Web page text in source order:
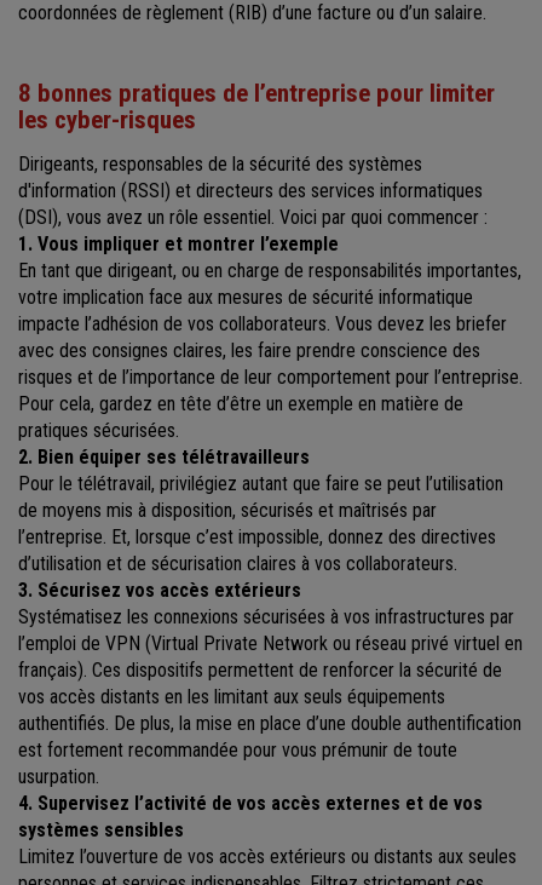
coordonnées de règlement (RIB) d’une facture ou d’un salaire.
8 bonnes pratiques de l’entreprise pour limiter
les cyber-risques
Dirigeants, responsables de la sécurité des systèmes
d'information (RSSI) et directeurs des services informatiques
(DSI), vous avez un rôle essentiel. Voici par quoi commencer :
1. Vous impliquer et montrer l’exemple
En tant que dirigeant, ou en charge de responsabilités importantes,
votre implication face aux mesures de sécurité informatique
impacte l’adhésion de vos collaborateurs. Vous devez les briefer
avec des consignes claires, les faire prendre conscience des
risques et de l’importance de leur comportement pour l’entreprise.
Pour cela, gardez en tête d’être un exemple en matière de
pratiques sécurisées.
2. Bien équiper ses télétravailleurs
Pour le télétravail, privilégiez autant que faire se peut l’utilisation
de moyens mis à disposition, sécurisés et maîtrisés par
l’entreprise. Et, lorsque c’est impossible, donnez des directives
d’utilisation et de sécurisation claires à vos collaborateurs.
3. Sécurisez vos accès extérieurs
Systématisez les connexions sécurisées à vos infrastructures par
l’emploi de VPN (Virtual Private Network ou réseau privé virtuel en
français). Ces dispositifs permettent de renforcer la sécurité de
vos accès distants en les limitant aux seuls équipements
authentifiés. De plus, la mise en place d’une double authentification
est fortement recommandée pour vous prémunir de toute
usurpation.
4. Supervisez l’activité de vos accès externes et de vos
systèmes sensibles
Limitez l’ouverture de vos accès extérieurs ou distants aux seules